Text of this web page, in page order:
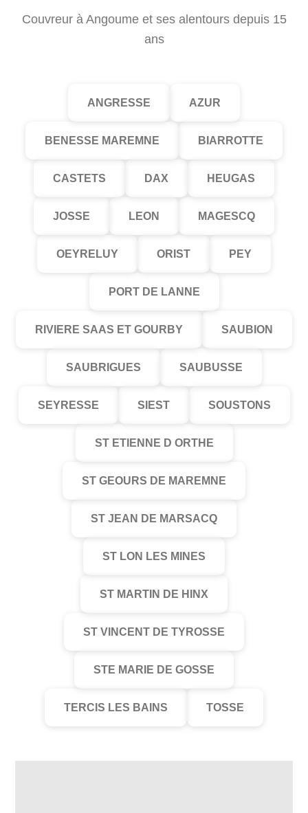
Couvreur à Angoume et ses alentours depuis 15
ans
ANGRESSE AZUR
BENESSE MAREMNE BIARROTTE
CASTETS DAX HEUGAS
JOSSE LEON MAGESCQ
OEYRELUY ORIST PEY
PORT DE LANNE
RIVIERE SAAS ET GOURBY SAUBION
SAUBRIGUES SAUBUSSE
SEYRESSE SIEST SOUSTONS
ST ETIENNE D ORTHE
ST GEOURS DE MAREMNE
ST JEAN DE MARSACQ
ST LON LES MINES
ST MARTIN DE HINX
ST VINCENT DE TYROSSE
STE MARIE DE GOSSE
TERCIS LES BAINS TOSSE